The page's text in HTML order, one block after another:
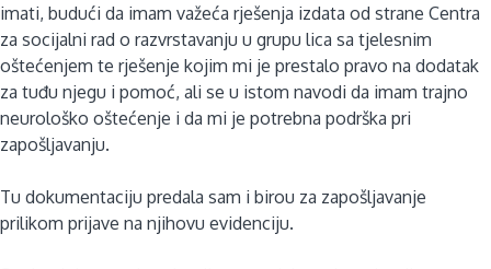
imati, budući da imam važeća rješenja izdata od strane Centra
za socijalni rad o razvrstavanju u grupu lica sa tjelesnim
oštećenjem te rješenje kojim mi je prestalo pravo na dodatak
za tuđu njegu i pomoć, ali se u istom navodi da imam trajno
neurološko oštećenje i da mi je potrebna podrška pri
zapošljavanju.
Tu dokumentaciju predala sam i birou za zapošljavanje
prilikom prijave na njihovu evidenciju.